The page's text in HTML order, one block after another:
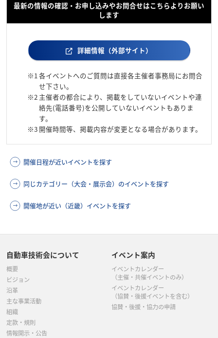
最新の情報の確認・お申し込みやお問合せはこちらよりお願い
します
詳細情報（外部サイト）
※1 各イベントへのご質問は直接各主催者事務局にお問合
せ下さい。
※2 主催者の都合により、掲載をしていないイベントや連
絡先(電話番号)を公開していないイベントもありま
す。
※3 開催時間等、掲載内容が変更となる場合があります。
開催日程が近いイベントを探す
同じカテゴリー（大会・展示会）のイベントを探す
開催地が近い（近畿）イベントを探す
自動車技術会について
概要
ビジョン
沿革
主な事業活動
組織
定款・規則
情報開示・公告
イベント案内
イベントカレンダー
（主催・共催イベントのみ）
イベントカレンダー
（協賛・後援イベントを含む）
協賛・後援・協力の申請